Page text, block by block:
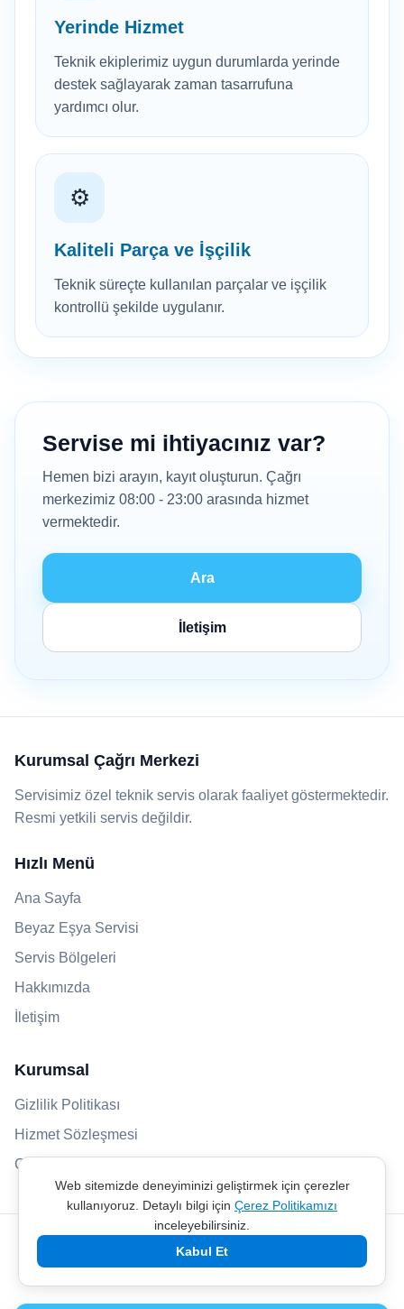
Yerinde Hizmet
Teknik ekiplerimiz uygun durumlarda yerinde
destek sağlayarak zaman tasarrufuna
yardımcı olur.
⚙️
Kaliteli Parça ve İşçilik
Teknik süreçte kullanılan parçalar ve işçilik
kontrollü şekilde uygulanır.
Servise mi ihtiyacınız var?
Hemen bizi arayın, kayıt oluşturun. Çağrı
merkezimiz 08:00 - 23:00 arasında hizmet
vermektedir.
Ara
İletişim
Kurumsal Çağrı Merkezi
Servisimiz özel teknik servis olarak faaliyet göstermektedir.
Resmi yetkili servis değildir.
Hızlı Menü
Ana Sayfa
Beyaz Eşya Servisi
Servis Bölgeleri
Hakkımızda
İletişim
Kurumsal
Gizlilik Politikası
Hizmet Sözleşmesi
Çerez Politikası
TEKNİK SERVİS © 2026 - Servisimiz özel teknik servis olarak
faaliyet göstermektedir.
Web sitemizde deneyiminizi geliştirmek için çerezler
kullanıyoruz. Detaylı bilgi için Çerez Politikamızı
inceleyebilirsiniz.
Kabul Et